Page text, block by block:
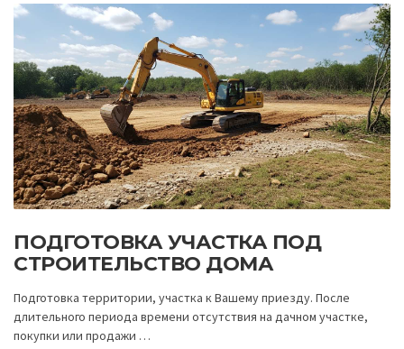
ПОДГОТОВКА УЧАСТКА ПОД
СТРОИТЕЛЬСТВО ДОМА
Подготовка территории, участка к Вашему приезду. После
длительного периода времени отсутствия на дачном участке,
покупки или продажи …